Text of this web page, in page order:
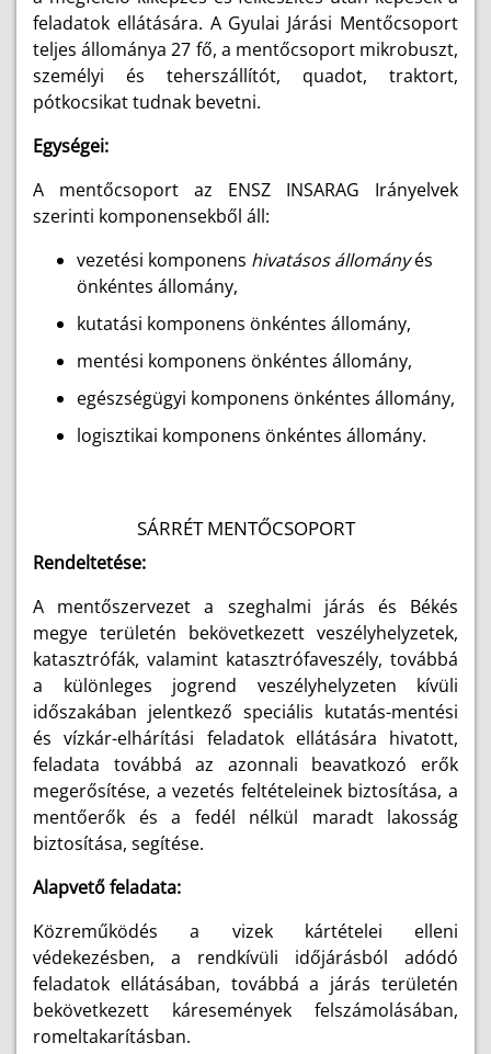
feladatok ellátására. A Gyulai Járási Mentőcsoport
teljes állománya 27 fő, a mentőcsoport mikrobuszt,
személyi és teherszállítót, quadot, traktort,
pótkocsikat tudnak bevetni.
Egységei:
A mentőcsoport az ENSZ INSARAG Irányelvek
szerinti komponensekből áll:
vezetési komponens hivatásos állományés
önkéntes állomány,
kutatási komponens önkéntes állomány,
mentési komponens önkéntes állomány,
egészségügyi komponens önkéntes állomány,
logisztikai komponens önkéntes állomány.
SÁRRÉT MENTŐCSOPORT
Rendeltetése:
A mentőszervezet a szeghalmi járás és Békés
megye területén bekövetkezett veszélyhelyzetek,
katasztrófák, valamint katasztrófaveszély, továbbá
a különleges jogrend veszélyhelyzeten kívüli
időszakában jelentkező speciális kutatás-mentési
és vízkár-elhárítási feladatok ellátására hivatott,
feladata továbbá az azonnali beavatkozó erők
megerősítése, a vezetés feltételeinek biztosítása, a
mentőerők és a fedél nélkül maradt lakosság
biztosítása, segítése.
Alapvető feladata:
Közreműködés a vizek kártételei elleni
védekezésben, a rendkívüli időjárásból adódó
feladatok ellátásában, továbbá a járás területén
bekövetkezett káresemények felszámolásában,
romeltakarításban.